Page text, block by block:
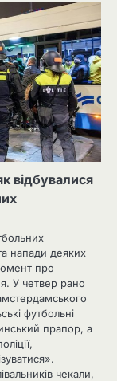
відбувалися
напади деяких
про
У четвер рано
футбольні
прапор, а
чекали,